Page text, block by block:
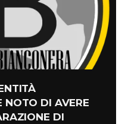
NOTO DI AVERE
DI